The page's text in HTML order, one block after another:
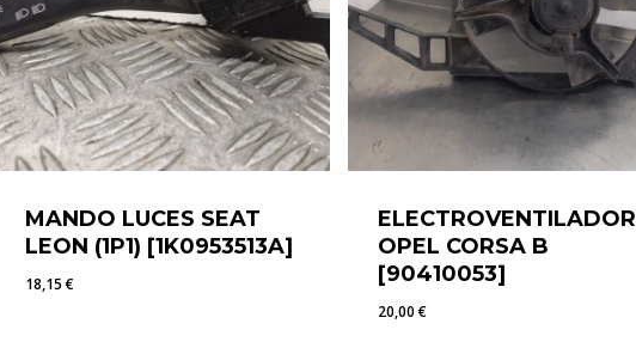
MANDO LUCES SEAT
LEON (1P1) [1K0953513A]
18,15€
ELECTROVENTILADOR
OPEL CORSA B
[90410053]
20,00€